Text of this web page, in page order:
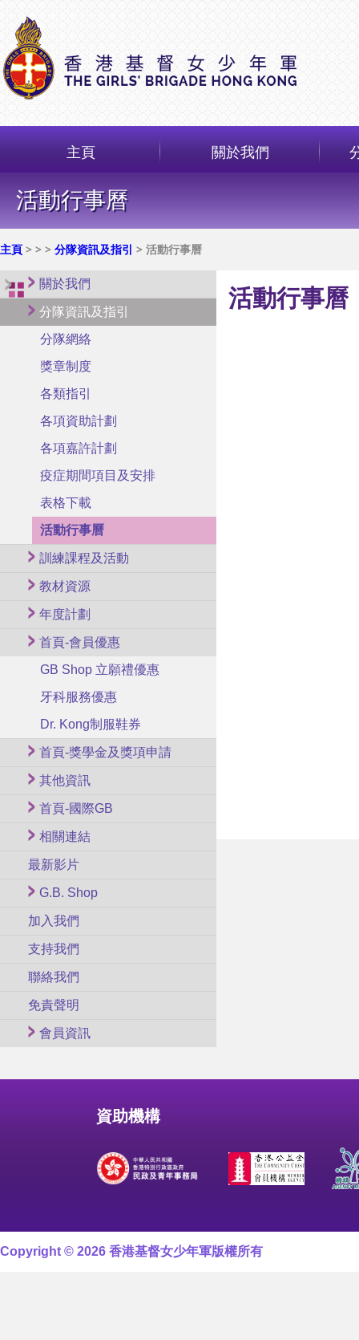
主頁 關於我們
活動行事曆
主頁 > > > 分隊資訊及指引 > 活動行事曆
關於我們
分隊資訊及指引
分隊網絡
獎章制度
各類指引
各項資助計劃
各項嘉許計劃
疫症期間項目及安排
表格下載
活動行事曆
訓練課程及活動
教材資源
年度計劃
首頁-會員優惠
GB Shop 立願禮優惠
牙科服務優惠
Dr. Kong制服鞋券
首頁-獎學金及獎項申請
其他資訊
首頁-國際GB
相關連結
最新影片
G.B. Shop
加入我們
支持我們
聯絡我們
免責聲明
會員資訊
活動行事曆
資助機構
Copyright © 2026 香港基督女少年軍版權所有